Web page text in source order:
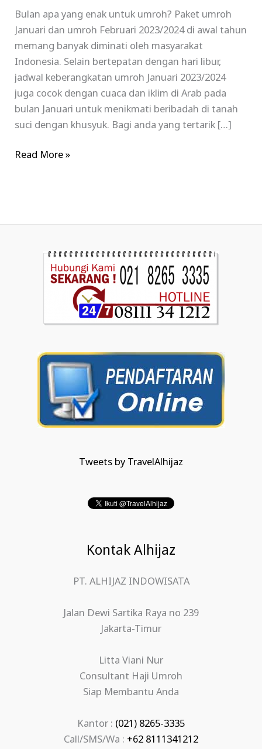
Bulan apa yang enak untuk umroh? Paket umroh
Januari dan umroh Februari 2023/2024 di awal tahun
memang banyak diminati oleh masyarakat
Indonesia. Selain bertepatan dengan hari libur,
jadwal keberangkatan umroh Januari 2023/2024
juga cocok dengan cuaca dan iklim di Arab pada
bulan Januari untuk menikmati beribadah di tanah
suci dengan khusyuk. Bagi anda yang tertarik […]
Read More »
Tweets by TravelAlhijaz
Kontak Alhijaz
PT. ALHIJAZ INDOWISATA
Jalan Dewi Sartika Raya no 239
Jakarta-Timur
Litta Viani Nur
Consultant Haji Umroh
Siap Membantu Anda
Kantor : (021) 8265-3335
Call/SMS/Wa : +62 8111341212